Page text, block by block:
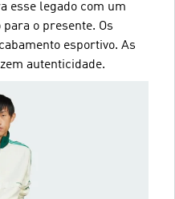
esse legado com um
o presente. Os
esportivo. As
autenticidade.